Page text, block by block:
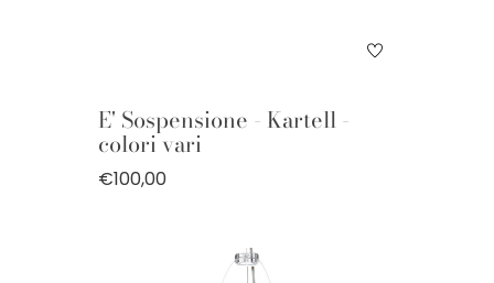
E' Sospensione - Kartell -
colori vari
€100,00